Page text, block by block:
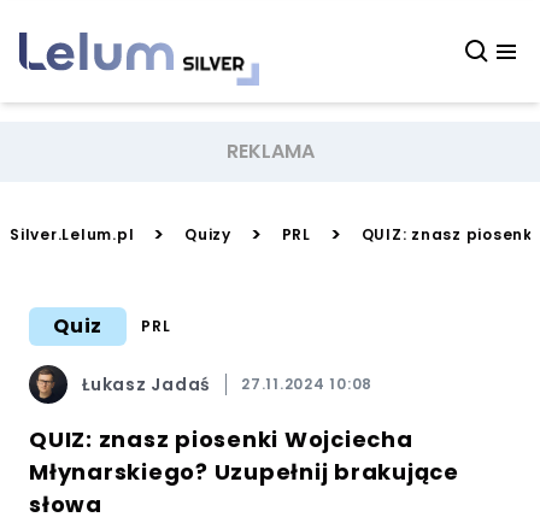
Silver.Lelum.pl > Quizy > PRL > QUIZ: znasz
Quiz PRL
Łukasz Jadaś 27.11.2024 10:08
QUIZ: znasz piosenki Wojciecha
Młynarskiego? Uzupełnij brakujące
słowa